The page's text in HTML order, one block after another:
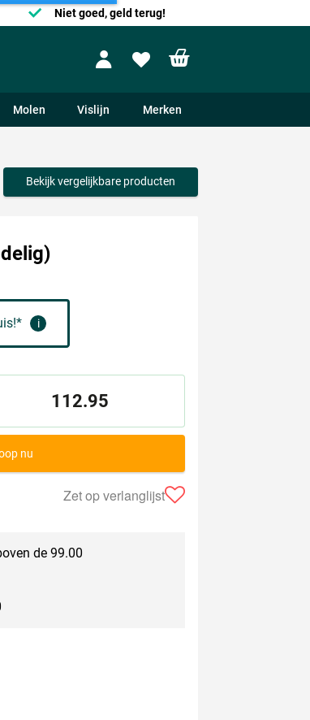
Niet goed, geld terug!
ProfileWishlist
Molen Vislijn Merken
Bekijk vergelijkbare producten
i
112.95
nu
Zet op verlanglijst
de 99.00